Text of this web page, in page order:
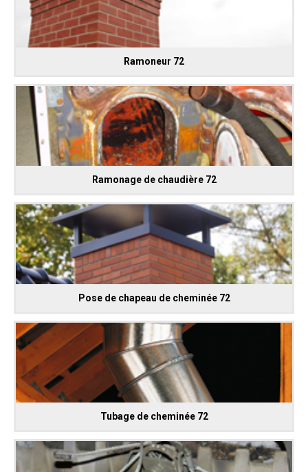
Ramoneur 72
Ramonage de chaudière 72
Pose de chapeau de cheminée 72
Tubage de cheminée 72